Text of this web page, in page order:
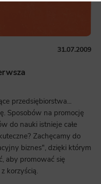
the security and usability of the website by enabling
to specific areas of the website. The website
preferences or to remember your login information,
and how users use the site, how they came to the
Analytical cookies and similar technologies allow us
interest to the user based on browsing history and
with files installed while browsing other
advertising and retargeting content deemed most
31.07.2009
przedsiębiorstwa...
Sposobów na promocję
do nauki istnieje całe
Zachęcamy do
biznes", dzięki którym
aby promować się
korzyścią.